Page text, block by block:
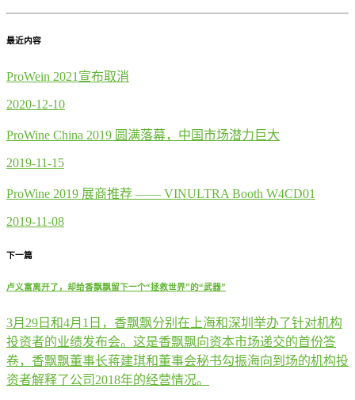
最近内容
ProWein 2021宣布取消
2020-12-10
ProWine China 2019 圆满落幕，中国市场潜力巨大
2019-11-15
ProWine 2019 展商推荐 —— VINULTRA Booth W4CD01
2019-11-08
下一篇
卢义富离开了，却给香飘飘留下一个“拯救世界”的“武器”
3月29日和4月1日，香飘飘分别在上海和深圳举办了针对机构
投资者的业绩发布会。这是香飘飘向资本市场递交的首份答
卷，香飘飘董事长蒋建琪和董事会秘书勾振海向到场的机构投
资者解释了公司2018年的经营情况。